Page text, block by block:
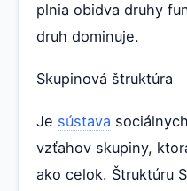
plnia obidva druhy
druh dominuje.
Skupinová štruktúra
Je sústava sociálnych
vzťahov skupiny,
ako celok. Štruktúru